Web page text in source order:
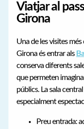
Viatjar al
Girona
Una de les visites
Girona és entrar als
conserva diferents
que permeten
públics. La sala
especialment
Preu entrada: